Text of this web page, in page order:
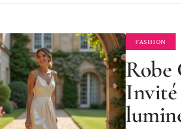
FASHION
Robe
Invité